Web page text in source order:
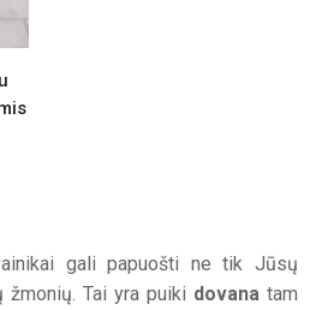
gali papuošti ne tik Jūsų
žmonių. Tai yra puiki dovana tam